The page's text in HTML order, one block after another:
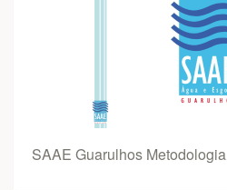
SAAE Guarulhos Metodologia